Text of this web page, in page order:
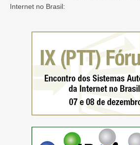
Internet no Brasil: